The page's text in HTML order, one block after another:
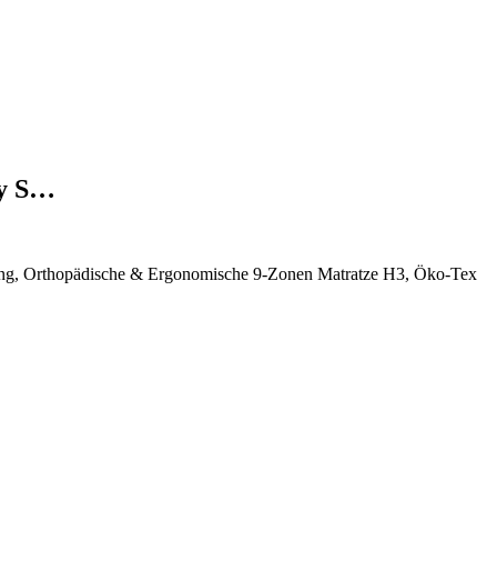
S…
Orthopädische & Ergonomische 9-Zonen Matratze H3, Öko-Tex